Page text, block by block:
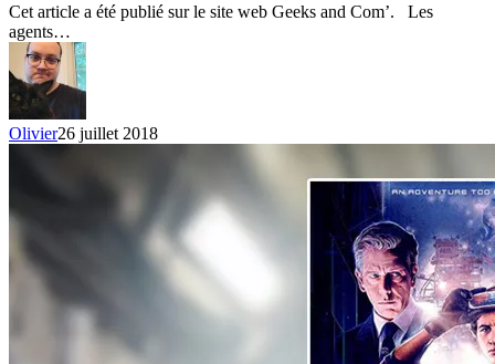
Fallout
avec
Tom
Cruise
Cet article a été publié sur le site web Geeks and Com’. Les
agents…
Olivier26 juillet 2018